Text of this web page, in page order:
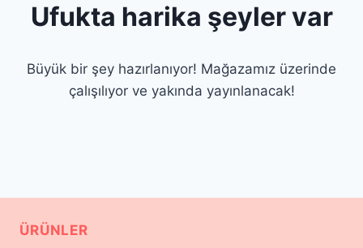
Ufukta harika şeyler var
Büyük bir şey hazırlanıyor! Mağazamız üzerinde
çalışılıyor ve yakında yayınlanacak!
ÜRÜNLER